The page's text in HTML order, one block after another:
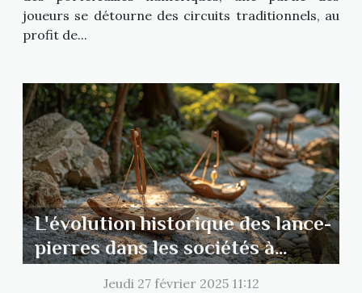
joueurs se détourne des circuits traditionnels, au
profit de...
L'évolution historique des lance-
pierres dans les sociétés à
travers le monde
Jeudi 27 février 2025 11:12